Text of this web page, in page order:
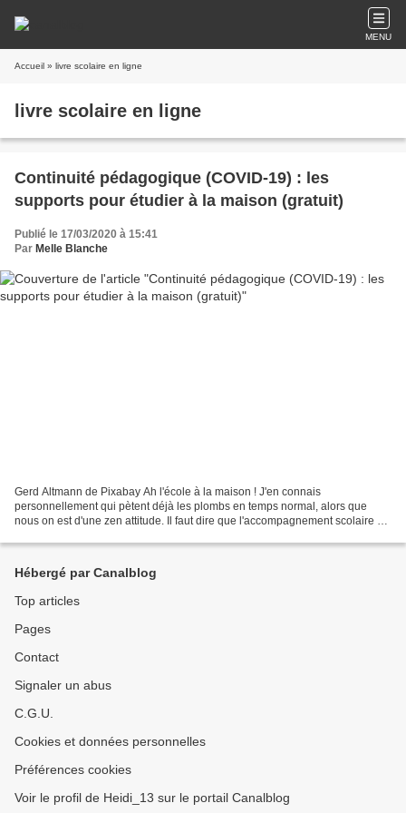
MENU
Accueil » livre scolaire en ligne
livre scolaire en ligne
Continuité pédagogique (COVID-19) : les
supports pour étudier à la maison (gratuit)
Publié le 17/03/2020 à 15:41
Par Melle Blanche
Gerd Altmann de Pixabay Ah l'école à la maison ! J'en connais
personnellement qui pètent déjà les plombs en temps normal, alors que
nous on est d'une zen attitude. Il faut dire que l'accompagnement scolaire et
Hébergé par Canalblog
Top articles
Pages
Contact
Signaler un abus
C.G.U.
Cookies et données personnelles
Préférences cookies
Voir le profil de Heidi_13 sur le portail Canalblog